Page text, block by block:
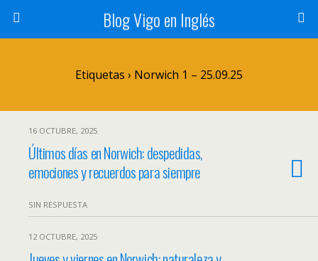
Blog Vigo en Inglés
Etiquetas › Norwich 1 – 25.09.25
16 OCTUBRE, 2025
Últimos días en Norwich: despedidas,
emociones y recuerdos para siempre
SIN RESPUESTA
12 OCTUBRE, 2025